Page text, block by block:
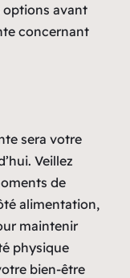
options avant
concernant
sera votre
Veillez
de
alimentation,
maintenir
physique
bien-être